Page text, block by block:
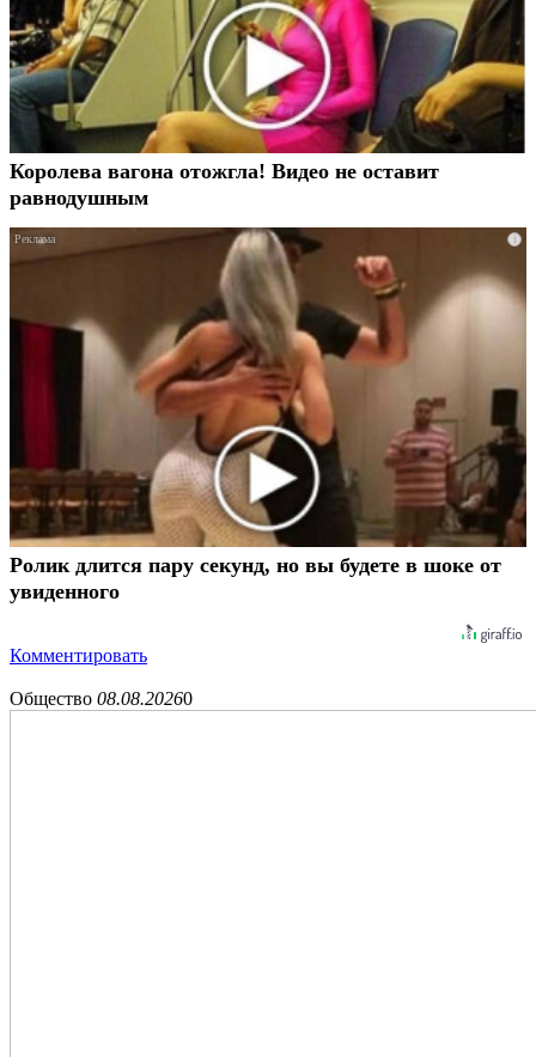
Королева вагона отожгла! Видео не оставит
равнодушным
i
Ролик длится пару секунд, но вы будете в шоке от
увиденного
Комментировать
Общество 08.08.20260